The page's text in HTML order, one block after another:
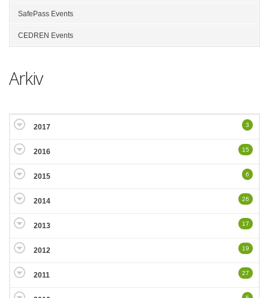
SafePass Events
CEDREN Events
Arkiv
2017 3
2016 15
2015 6
2014 26
2013 17
2012 19
2011 27